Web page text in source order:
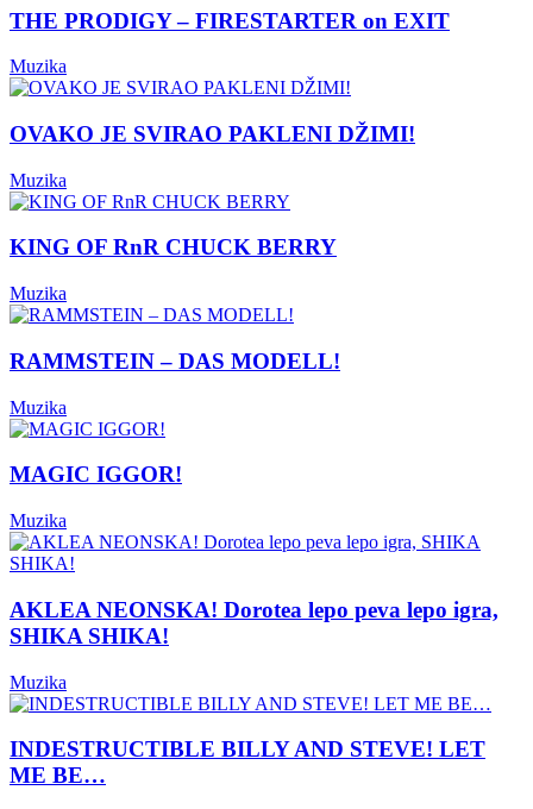
THE PRODIGY – FIRESTARTER on EXIT
Muzika
OVAKO JE SVIRAO PAKLENI DŽIMI!
Muzika
KING OF RnR CHUCK BERRY
Muzika
RAMMSTEIN – DAS MODELL!
Muzika
MAGIC IGGOR!
Muzika
AKLEA NEONSKA! Dorotea lepo peva lepo igra,
SHIKA SHIKA!
Muzika
INDESTRUCTIBLE BILLY AND STEVE! LET
ME BE…